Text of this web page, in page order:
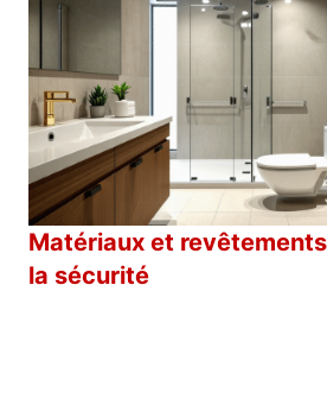
Matériaux et
la sécurité